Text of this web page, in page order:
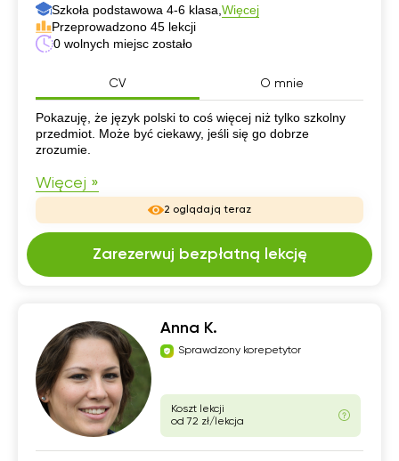
Szkoła podstawowa 4-6 klasa, Więcej
Przeprowadzono 45 lekcji
0 wolnych miejsc zostało
CV O mnie
CV
Pokazuję, że język polski to coś więcej niż tylko szkolny
przedmiot. Może być ciekawy, jeśli się go dobrze
zrozumie.
Więcej »
2 oglądają teraz
Zarezerwuj bezpłatną lekcję
Anna K.
Sprawdzony korepetytor
Koszt lekcji
od 72 zł/lekcja